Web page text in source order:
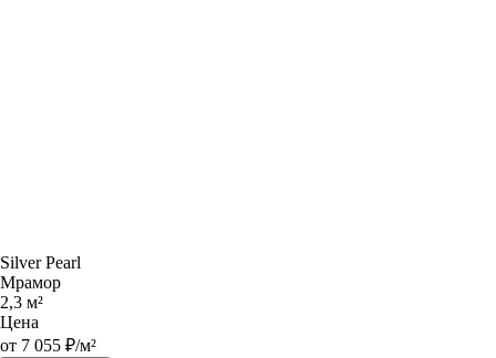
Silver Pearl
Мрамор
2,3 м²
Цена
от 7 055 ₽/м²